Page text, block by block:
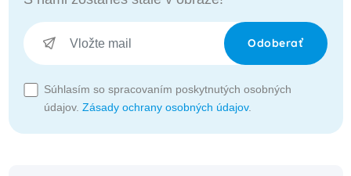
Odoberať
Súhlasím so spracovaním poskytnutých osobných
údajov. Zásady ochrany osobných údajov.